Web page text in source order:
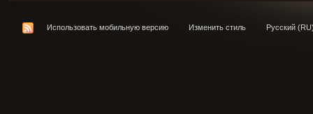
Использовать мобильную версию Изменить стиль Русский